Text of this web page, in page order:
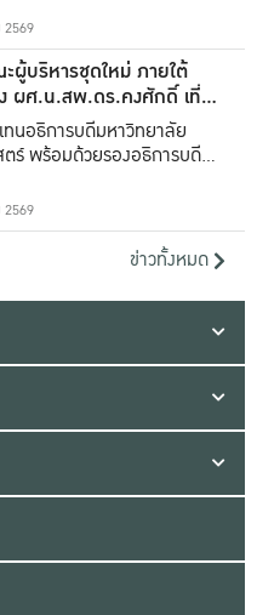
ผู้บริหารชุดใหม่ ภายใต้
ผศ.น.สพ.ดร.คงศักดิ์ เที่ยง
นอธิการบดีมหาวิทยาลัย
ร์ พร้อมด้วยรองอธิการบดีทั้ง
ข่าวทั้งหมด